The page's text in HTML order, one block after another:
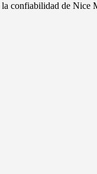
confiabilidad de Nice